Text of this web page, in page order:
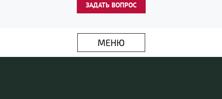
ЗАДАТЬ ВОПРОС
МЕНЮ